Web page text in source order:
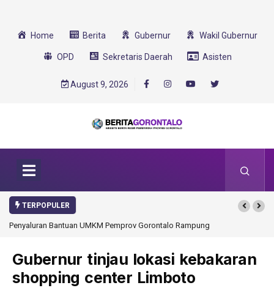
Home Berita Gubernur Wakil Gubernur
OPD Sekretaris Daerah Asisten
August 9, 2026
TERPOPULER
Penyaluran Bantuan UMKM Pemprov Gorontalo Rampung
Gubernur tinjau lokasi kebakaran
shopping center Limboto